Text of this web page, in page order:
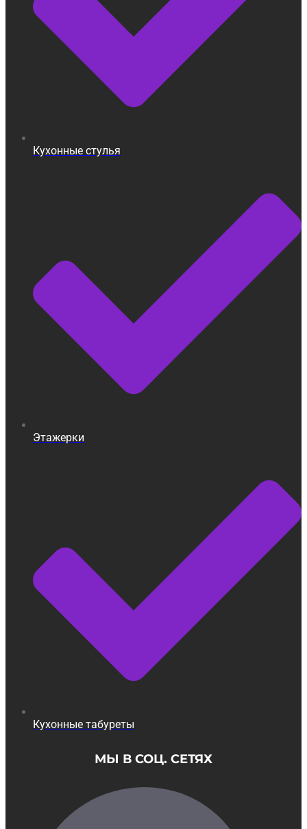
Кухонные стулья
Этажерки
Кухонные табуреты
МЫ В СОЦ. СЕТЯХ